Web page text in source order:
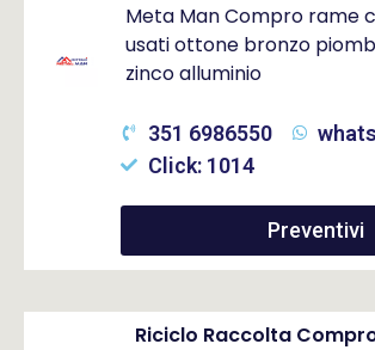
Meta Man Compro rame
usati ottone bronzo
zinco alluminio
351 6986550
Click: 1014
Preventivi
Riciclo Raccolta